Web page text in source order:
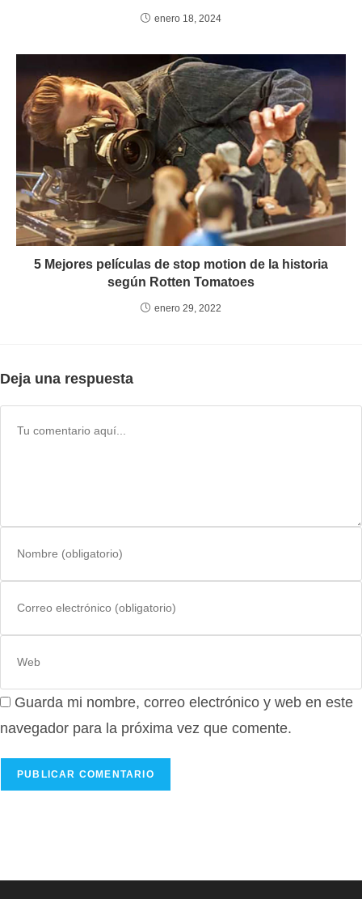
enero 18, 2024
5 Mejores películas de stop motion de la historia
según Rotten Tomatoes
enero 29, 2022
Deja una respuesta
de
usuario
comentar
electrónico
para
comentar
de
tu
Guarda mi nombre, correo electrónico y web en este
navegador para la próxima vez que comente.